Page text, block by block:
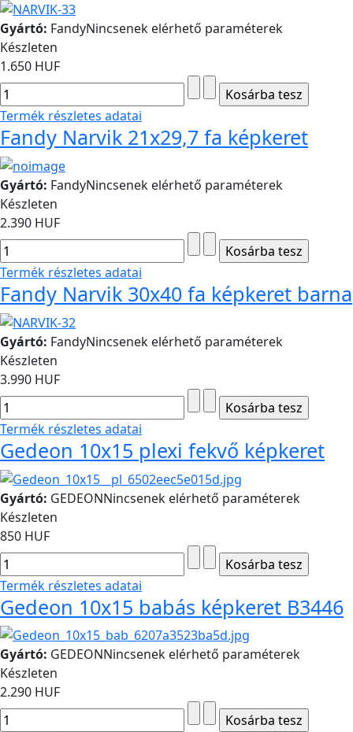
Gyártó: FandyNincsenek elérhető paraméterek
Készleten
1.650 HUF
Termék részletes adatai
Fandy Narvik 21x29,7 fa képkeret
Gyártó: FandyNincsenek elérhető paraméterek
Készleten
2.390 HUF
Termék részletes adatai
Fandy Narvik 30x40 fa képkeret barna
Gyártó: FandyNincsenek elérhető paraméterek
Készleten
3.990 HUF
Termék részletes adatai
Gedeon 10x15 plexi fekvő képkeret
Gyártó: GEDEONNincsenek elérhető paraméterek
Készleten
850 HUF
Termék részletes adatai
Gedeon 10x15 babás képkeret B3446
Gyártó: GEDEONNincsenek elérhető paraméterek
Készleten
2.290 HUF